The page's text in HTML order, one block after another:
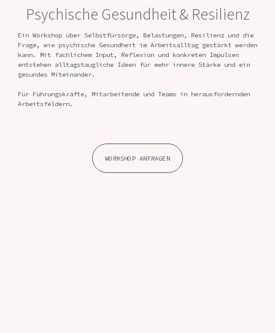
Psychische
Gesundheit
Resilienz
Psychische Gesundheit & Resilienz
Ein Workshop über Selbstfürsorge, Belastungen, Resilienz und die
Frage, wie psychische Gesundheit im Arbeitsalltag gestärkt werden
kann. Mit fachlichem Input, Reflexion und konkreten Impulsen
entstehen alltagstaugliche Ideen für mehr innere Stärke und ein
gesundes Miteinander.
Für Führungskräfte, Mitarbeitende und Teams in herausfordernden
Arbeitsfeldern.
WORKSHOP ANFRAGEN